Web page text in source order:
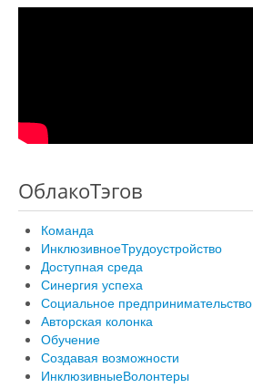
ОблакоТэгов
Команда
ИнклюзивноеТрудоустройство
Доступная среда
Синергия успеха
Социальное предпринимательство
Авторская колонка
Обучение
Создавая возможности
ИнклюзивныеВолонтеры